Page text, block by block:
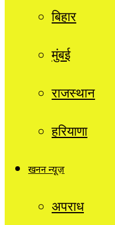
बिहार
मुंबई
राजस्थान
हरियाणा
खनन न्यूज़
अपराध